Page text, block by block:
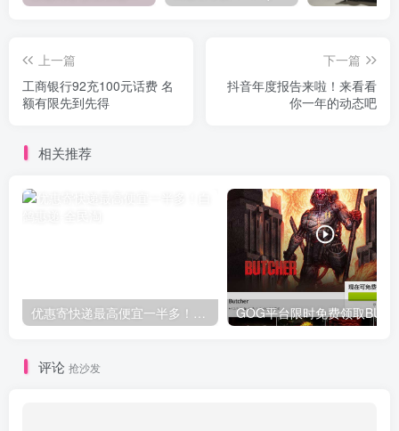
上一篇
工商银行92充100元话费 名
额有限先到先得
下一篇
抖音年度报告来啦！来看看
你一年的动态吧
相关推荐
优惠寄快递最高便宜一半多！白鸽惠递
评论 抢沙发